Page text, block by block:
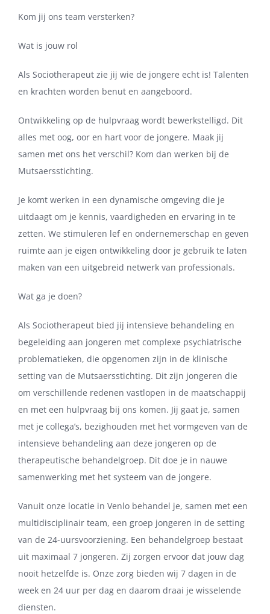
Kom jij ons team versterken?
Wat is jouw rol
Als Sociotherapeut zie jij wie de jongere echt is! Talenten
en krachten worden benut en aangeboord.
Ontwikkeling op de hulpvraag wordt bewerkstelligd. Dit
alles met oog, oor en hart voor de jongere. Maak jij
samen met ons het verschil? Kom dan werken bij de
Mutsaersstichting.
Je komt werken in een dynamische omgeving die je
uitdaagt om je kennis, vaardigheden en ervaring in te
zetten. We stimuleren lef en ondernemerschap en geven
ruimte aan je eigen ontwikkeling door je gebruik te laten
maken van een uitgebreid netwerk van professionals.
Wat ga je doen?
Als Sociotherapeut bied jij intensieve behandeling en
begeleiding aan jongeren met complexe psychiatrische
problematieken, die opgenomen zijn in de klinische
setting van de Mutsaersstichting. Dit zijn jongeren die
om verschillende redenen vastlopen in de maatschappij
en met een hulpvraag bij ons komen. Jij gaat je, samen
met je collega’s, bezighouden met het vormgeven van de
intensieve behandeling aan deze jongeren op de
therapeutische behandelgroep. Dit doe je in nauwe
samenwerking met het systeem van de jongere.
Vanuit onze locatie in Venlo behandel je, samen met een
multidisciplinair team, een groep jongeren in de setting
van de 24-uursvoorziening. Een behandelgroep bestaat
uit maximaal 7 jongeren. Zij zorgen ervoor dat jouw dag
nooit hetzelfde is. Onze zorg bieden wij 7 dagen in de
week en 24 uur per dag en daarom draai je wisselende
diensten.